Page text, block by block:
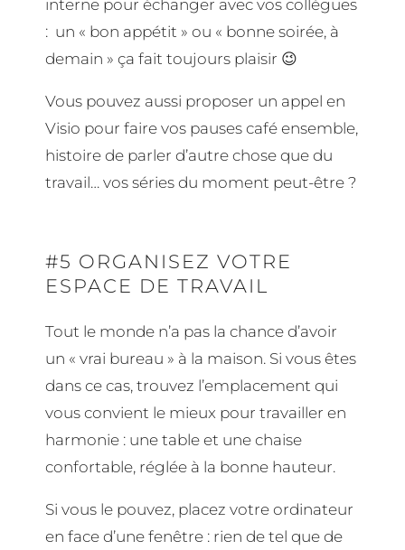
interne pour échanger avec vos collègues
: un « bon appétit » ou « bonne soirée, à
demain » ça fait toujours plaisir 😉
Vous pouvez aussi proposer un appel en
Visio pour faire vos pauses café ensemble,
histoire de parler d’autre chose que du
travail… vos séries du moment peut-être ?
#5 ORGANISEZ VOTRE
ESPACE DE TRAVAIL
Tout le monde n’a pas la chance d’avoir
un « vrai bureau » à la maison. Si vous êtes
dans ce cas, trouvez l’emplacement qui
vous convient le mieux pour travailler en
harmonie : une table et une chaise
confortable, réglée à la bonne hauteur.
Si vous le pouvez, placez votre ordinateur
en face d’une fenêtre : rien de tel que de